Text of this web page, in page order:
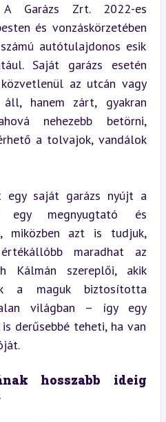
A Garázs Zrt. 2022-es
és vonzáskörzetében
autótulajdonos esik
Saját garázs esetén
az utcán vagy
hanem zárt, gyakran
nehezebb betörni,
a tolvajok, vandálok
egy saját garázs nyújt a
egy megnyugtató és
miközben azt is tudjuk,
maradhat az
Kálmán szereplői, akik
a maguk biztosította
világban – így egy
derűsebbé teheti, ha van
hosszabb ideig